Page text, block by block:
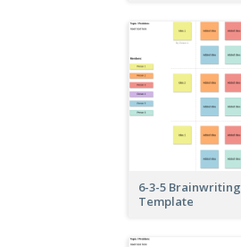
6-3-5 Brainwriting
Template